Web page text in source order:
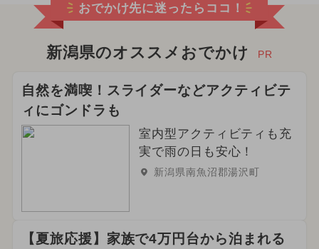
おでかけ先に迷ったらココ！
新潟県のオススメおでかけ PR
自然を満喫！スライダーなどアクティビテ
ィにゴンドラも
室内型アクティビティも充
実で雨の日も安心！
新潟県南魚沼郡湯沢町
【夏旅応援】家族で4万円台から泊まれる